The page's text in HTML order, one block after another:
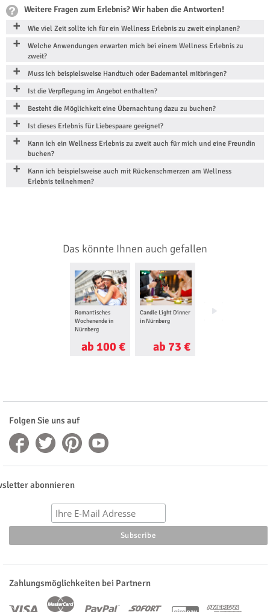
Weitere Fragen zum Erlebnis? Wir haben die Antworten!
Wie viel Zeit sollte ich für ein Wellness Erlebnis zu zweit einplanen?
Welche Anwendungen erwarten mich bei einem Wellness Erlebnis zu
zweit?
Muss ich beispielsweise Handtuch oder Bademantel mitbringen?
Ist die Verpflegung im Angebot enthalten?
Besteht die Möglichkeit eine Übernachtung dazu zu buchen?
Ist dieses Erlebnis für Liebespaare geeignet?
Kann ich ein Wellness Erlebnis zu zweit auch für mich und eine Freundin
buchen?
Kann ich beispielsweise auch mit Rückenschmerzen am Wellness
Erlebnis teilnehmen?
Das könnte Ihnen auch gefallen
Romantisches
Wochenende in
Nürnberg
ab 100 €
Candle Light Dinner
in Nürnberg
ab 73 €
Wellness für Frauen
Folgen Sie uns auf
abonnieren
Zahlungsmöglichkeiten bei Partnern